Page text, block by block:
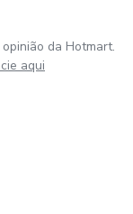
da Hotmart.
aqui